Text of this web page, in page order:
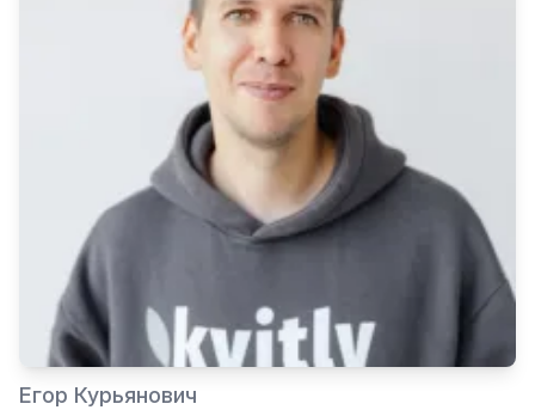
Егор Курьянович